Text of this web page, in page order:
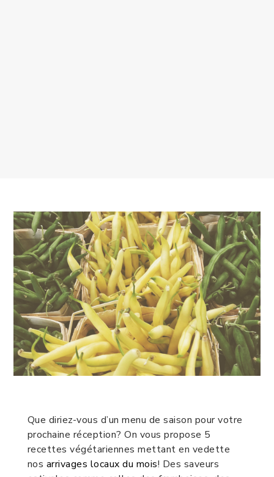
Que diriez-vous d’un menu de saison pour votre
prochaine réception? On vous propose 5
recettes végétariennes mettant en vedette
nos arrivages locaux du mois! Des saveurs